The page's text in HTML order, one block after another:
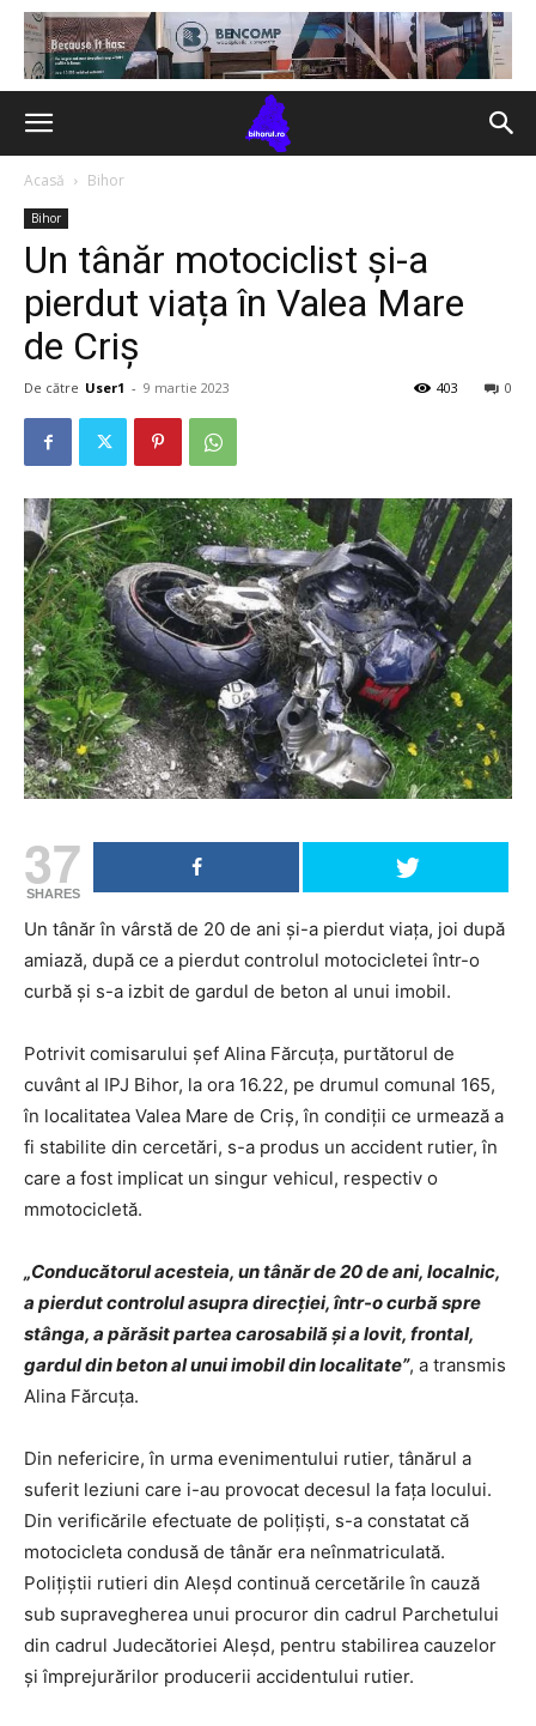
Acasă Bihor
Bihor
Un tânăr motociclist și-a
pierdut viața în Valea Mare
de Criș
De către User1 - 9 martie 2023 0
403
37
SHARES
Un tânăr în vârstă de 20 de ani și-a pierdut viața, joi după
amiază, după ce a pierdut controlul motocicletei într-o
curbă și s-a izbit de gardul de beton al unui imobil.
Potrivit comisarului șef Alina Fărcuța, purtătorul de
cuvânt al IPJ Bihor, la ora 16.22, pe drumul comunal 165,
în localitatea Valea Mare de Criș, în condiții ce urmează a
fi stabilite din cercetări, s-a produs un accident rutier, în
care a fost implicat un singur vehicul, respectiv o
mmotocicletă.
„Conducătorul acesteia, un tânăr de 20 de ani, localnic,
a pierdut controlul asupra direcției, într-o curbă spre
stânga, a părăsit partea carosabilă și a lovit, frontal,
gardul din beton al unui imobil din localitate”, a transmis
Alina Fărcuța.
Din nefericire, în urma evenimentului rutier, tânărul a
suferit leziuni care i-au provocat decesul la fața locului.
Din verificările efectuate de polițiști, s-a constatat că
motocicleta condusă de tânăr era neînmatriculată.
Polițiștii rutieri din Aleșd continuă cercetările în cauză
sub supravegherea unui procuror din cadrul Parchetului
din cadrul Judecătoriei Aleșd, pentru stabilirea cauzelor
și împrejurărilor producerii accidentului rutier.